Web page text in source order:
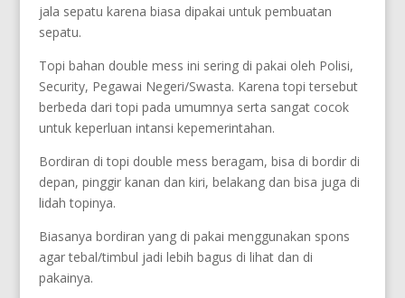
jala sepatu karena biasa dipakai untuk pembuatan
sepatu.
Topi bahan double mess ini sering di pakai oleh Polisi,
Security, Pegawai Negeri/Swasta. Karena topi tersebut
berbeda dari topi pada umumnya serta sangat cocok
untuk keperluan intansi kepemerintahan.
Bordiran di topi double mess beragam, bisa di bordir di
depan, pinggir kanan dan kiri, belakang dan bisa juga di
lidah topinya.
Biasanya bordiran yang di pakai menggunakan spons
agar tebal/timbul jadi lebih bagus di lihat dan di
pakainya.